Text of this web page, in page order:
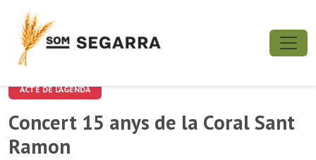
ACTE DE L'AGENDA
Concert 15 anys de la Coral Sant
Ramon